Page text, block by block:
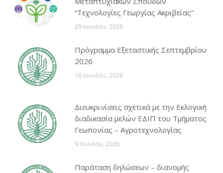
“Τεχνολογίες Γεωργίας Ακριβείας”
29 Ιουνίου, 2026
Πρόγραμμα Εξεταστικής Σεπτεμβρίου
2026
16 Ιουνίου, 2026
Διευκρινίσεις σχετικά με την Εκλογική
διαδικασία μελών ΕΔΙΠ του Τμήματος
Γεωπονίας – Αγροτεχνολογίας
9 Ιουνίου, 2026
Παράταση δηλώσεων – διανομής